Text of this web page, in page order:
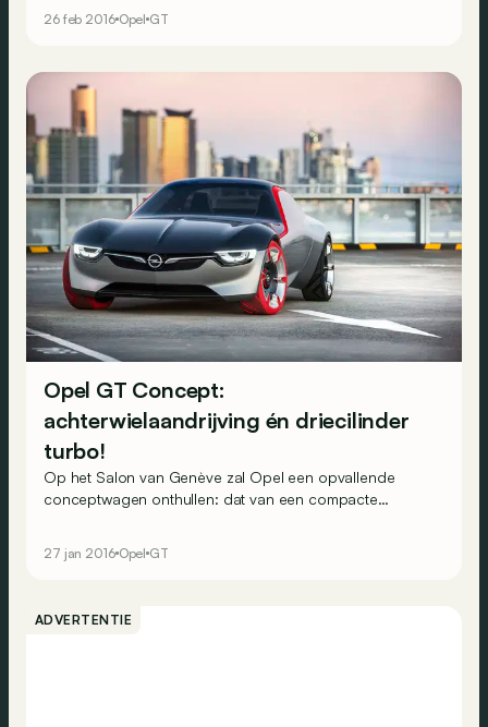
26 feb 2016 Opel GT
Opel GT Concept:
achterwielaandrijving én driecilinder
turbo!
Op het Salon van Genève zal Opel een opvallende
conceptwagen onthullen: dat van een compacte
Asap wat ons betreft!
27 jan 2016 Opel GT
ADVERTENTIE